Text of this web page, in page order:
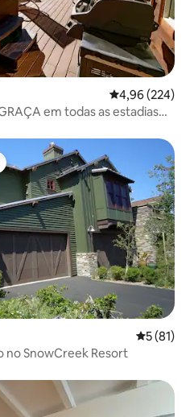
4,96 de uma
4,96 (224)
em todas as estadias
dos hóspedes
5 de uma
5 (81)
no SnowCreek Resort